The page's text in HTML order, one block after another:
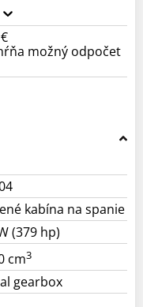
možný odpočet
kabína na spanie
(379 hp)
cm3
gearbox